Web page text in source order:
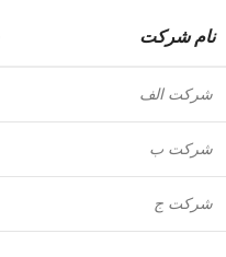
نام شرکت
شرکت الف
شرکت ب
شرکت ج